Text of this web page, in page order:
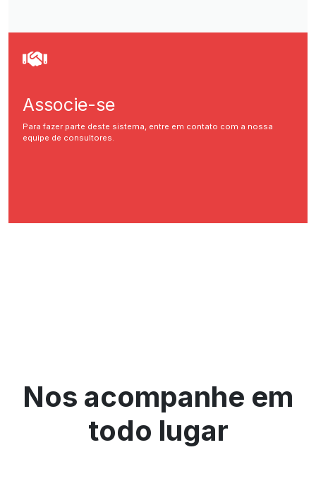
Associe-se
Para fazer parte deste sistema, entre em contato com a nossa
equipe de consultores.
Nos acompanhe em
todo lugar